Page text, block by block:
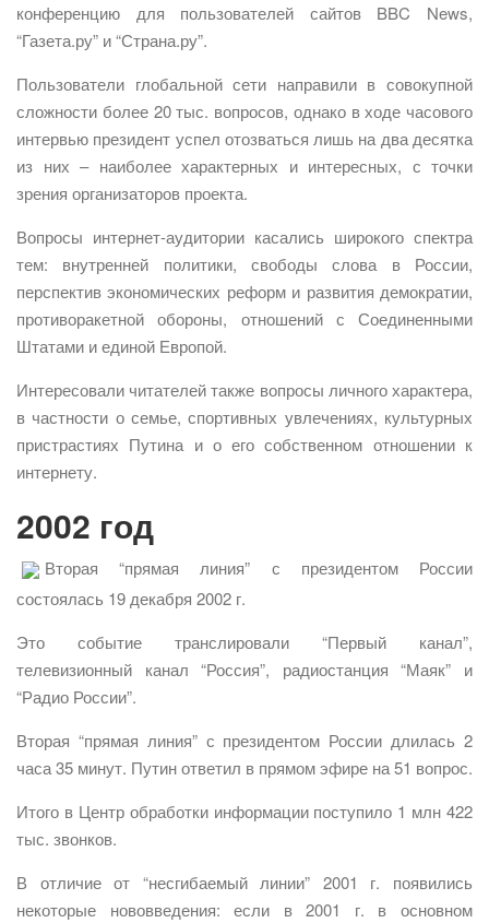
конференцию для пользователей сайтов BBC News,
“Газета.ру” и “Страна.ру”.
Пользователи глобальной сети направили в совокупной
сложности более 20 тыс. вопросов, однако в ходе часового
интервью президент успел отозваться лишь на два десятка
из них – наиболее характерных и интересных, с точки
зрения организаторов проекта.
Вопросы интернет-аудитории касались широкого спектра
тем: внутренней политики, свободы слова в России,
перспектив экономических реформ и развития демократии,
противоракетной обороны, отношений с Соединенными
Штатами и единой Европой.
Интересовали читателей также вопросы личного характера,
в частности о семье, спортивных увлечениях, культурных
пристрастиях Путина и о его собственном отношении к
интернету.
2002 год
Вторая “прямая линия” с президентом России
состоялась 19 декабря 2002 г.
Это событие транслировали “Первый канал”,
телевизионный канал “Россия”, радиостанция “Маяк” и
“Радио России”.
Вторая “прямая линия” с президентом России длилась 2
часа 35 минут. Путин ответил в прямом эфире на 51 вопрос.
Итого в Центр обработки информации поступило 1 млн 422
тыс. звонков.
В отличие от “несгибаемый линии” 2001 г. появились
некоторые нововведения: если в 2001 г. в основном